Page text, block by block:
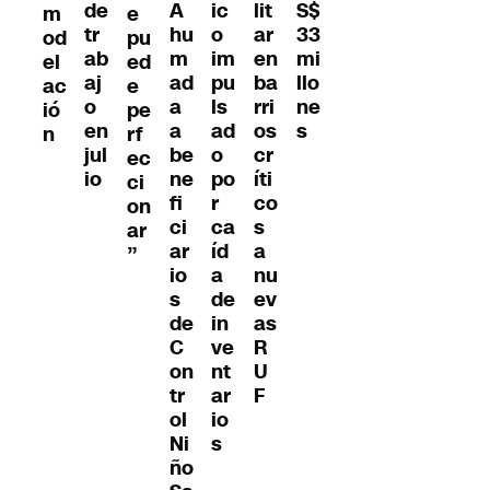
m
od
el
ac
ió
n
de
tr
ab
aj
o
en
jul
io
e
pu
ed
e
pe
rf
ec
ci
on
ar
”
A
hu
m
ad
a
a
be
ne
fi
ci
ar
io
s
de
C
on
tr
ol
Ni
ño
ic
o
im
pu
ls
ad
o
po
r
ca
íd
a
de
in
ve
nt
ar
io
s
lit
ar
en
ba
rri
os
cr
íti
co
s
a
nu
ev
as
R
U
F
S$
33
mi
llo
ne
s